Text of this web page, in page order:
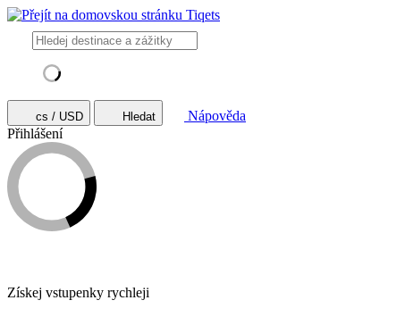
cs / USD Hledat
Nápověda
Přihlášení
Získej vstupenky rychleji